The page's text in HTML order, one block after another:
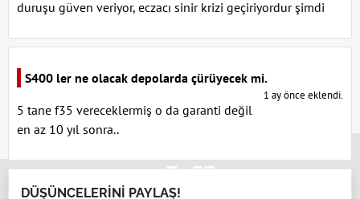
duruşu güven veriyor, eczacı sinir krizi geçiriyordur şimdi
S400 ler ne olacak depolarda çürüyecek mi.
1 ay önce eklendi.
5 tane f35 vereceklermiş o da garanti değil
en az 10 yıl sonra..
DÜŞÜNCELERİNİ PAYLAŞ!